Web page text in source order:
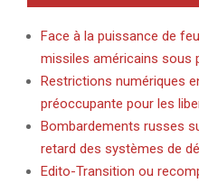
Face à la puissance de
missiles américains sous
Restrictions numériques
préoccupante pour les
Bombardements russes
retard des systèmes de
Edito-Transition ou